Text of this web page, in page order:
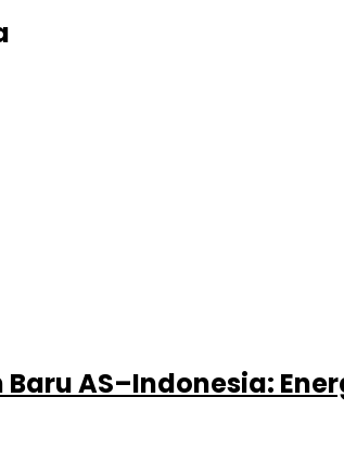
AS–Indonesia: